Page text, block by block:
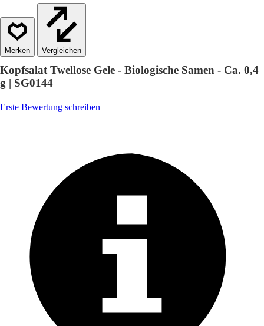
Vergleichen
Kopfsalat Twellose Gele - Biologische Samen - Ca. 0,4
g | SG0144
Erste Bewertung schreiben